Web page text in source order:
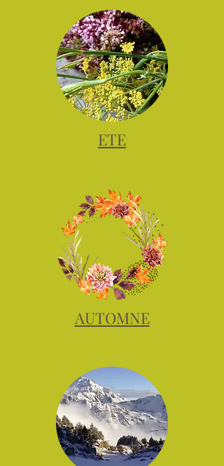
ETE
AUTOMNE